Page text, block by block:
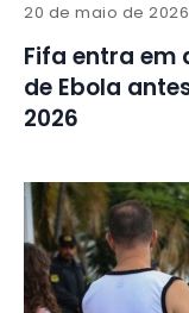
20 de maio de 2026
Fifa entra em
de Ebola
2026